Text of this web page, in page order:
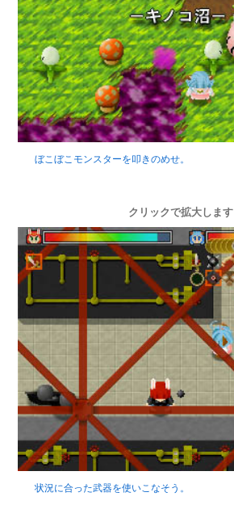
ぼこぼこモンスターを叩きのめせ。
クリックで拡大します
状況に合った武器を使いこなそう。